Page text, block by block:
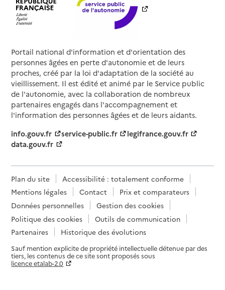
Portail national d'information et d'orientation des
personnes âgées en perte d'autonomie et de leurs
proches, créé par la loi d'adaptation de la société au
vieillissement. Il est édité et animé par le Service public
de l'autonomie, avec la collaboration de nombreux
partenaires engagés dans l'accompagnement et
l'information des personnes âgées et de leurs aidants.
info.gouv.fr
service-public.fr
legifrance.gouv.fr
data.gouv.fr
Plan du site
Accessibilité : totalement conforme
Mentions légales
Contact
Prix et comparateurs
Données personnelles
Gestion des cookies
Politique des cookies
Outils de communication
Partenaires
Historique des évolutions
Sauf mention explicite de propriété intellectuelle détenue par des
tiers, les contenus de ce site sont proposés sous
licence etalab-2.0